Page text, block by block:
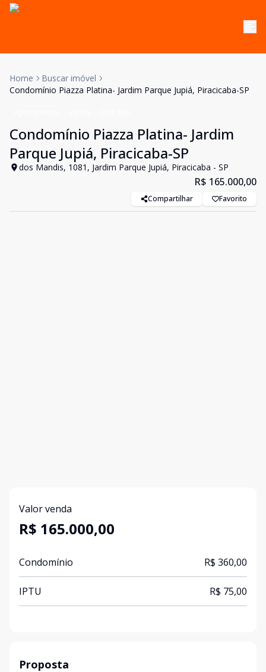
Home
Buscar imóvel
Condomínio Piazza Platina- Jardim Parque Jupiá, Piracicaba-SP
Condomínio Piazza Platina- Jardim
Parque Jupiá, Piracicaba-SP
dos Mandis, 1081, Jardim Parque Jupiá, Piracicaba - SP
R$ 165.000,00
Compartilhar Favorito
Valor venda
R$ 165.000,00
Condomínio R$ 360,00
IPTU R$ 75,00
Proposta